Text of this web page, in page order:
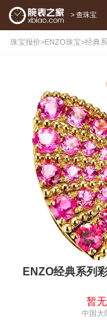
> 查珠宝
珠宝报价>ENZO珠宝>经典
ENZO经典系列
暂无
中国大